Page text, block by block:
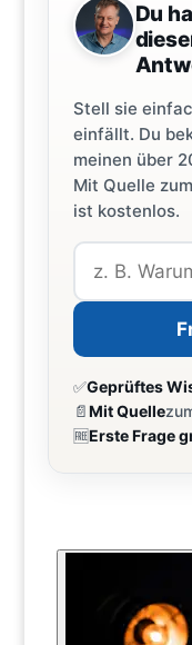
Du
Stell sie
einfällt. Du
meinen über
Mit Quelle
ist kostenlos.
✅Geprüftes
📄Mit Quelle
🆓Erste Frage